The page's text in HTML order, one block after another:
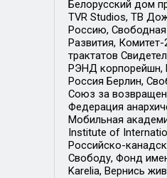
Белорусский дом
TVR Studios, ТВ
Россию, Свободная
Развития,
трактатов
РЭНД корпорейшн,
Россия Берлин,
Союз за
Федерация
Мобильная
Institute of
Российско-
Свободу, Фонд
Karelia, Вернись